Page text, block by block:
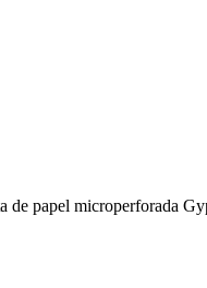
de papel microperforada